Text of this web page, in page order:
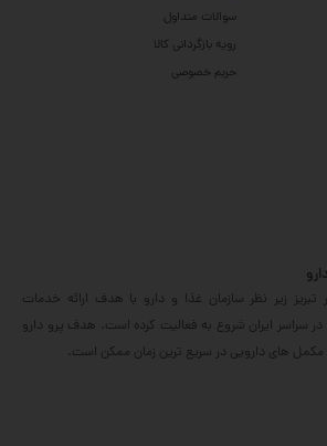
سوالات متداول
رویه بازگردانی کالا
حریم خصوصی
تبریز زیر نظر سازمان غذا و دارو با هدف ارائه خدمات
در سراسر ایران شروع به فعالیت کرده است. هدف پرو دارو
مکمل های دارویی در سریع ترین زمان ممکن است.